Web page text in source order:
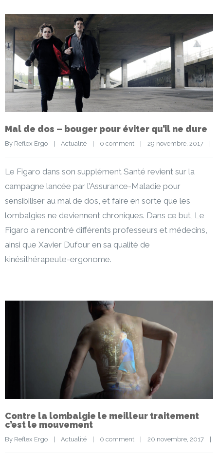
Mal de dos – bouger pour éviter qu’il ne dure
By Reflex Ergo Actualité 0 comment 29 novembre, 2017
Le Figaro dans son supplément Santé revient sur la
campagne lancée par l’Assurance-Maladie pour
sensibiliser au mal de dos, et faire en sorte que les
lombalgies ne deviennent chroniques. Dans ce but, Le
Figaro a rencontré différents professeurs et médecins,
ainsi que Xavier Dufour en sa qualité de
kinésithérapeute-ergonome.
Contre la lombalgie le meilleur traitement
c’est le mouvement
By Reflex Ergo | Actualité | 0 comment | 20 novembre, 2017 |